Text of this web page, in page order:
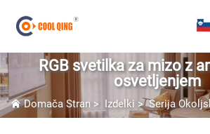
RGB svetilka za mizo z
osvetljenjem
Domača Stran> Izdelki >Serija